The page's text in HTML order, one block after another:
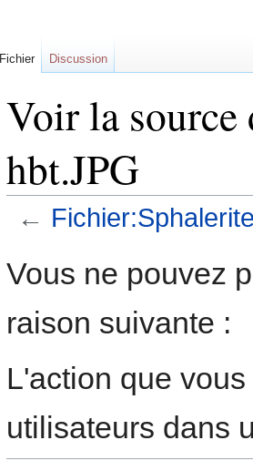
Voir la
hbt.JPG
←
Vous ne pouvez
raison suivante :
L'action que
utilisateurs dans
Fichier Discussion